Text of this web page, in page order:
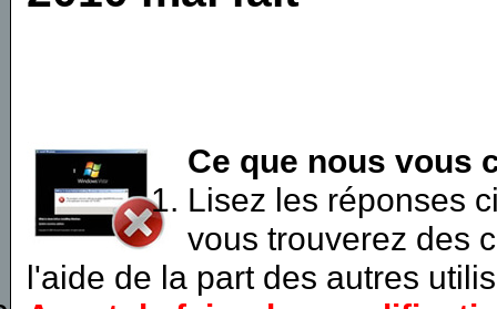
Ce que nous vous
Lisez les réponses
vous trouverez des
l'aide de la part des autres